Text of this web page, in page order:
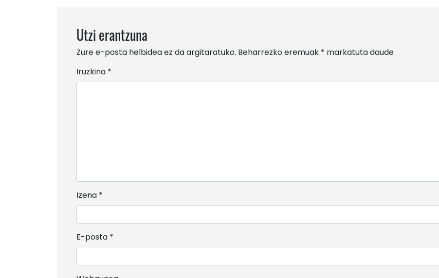
Utzi erantzuna
Zure e-posta helbidea ez da argitaratuko. Beharrezko eremuak * markatuta daude
Iruzkina *
Izena *
E-posta *